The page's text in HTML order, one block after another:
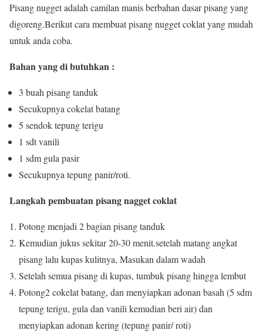
Pisang nugget adalah camilan manis berbahan dasar pisang yang
digoreng.Berikut cara membuat pisang nugget coklat yang mudah
untuk anda coba.
Bahan yang di butuhkan :
3 buah pisang tanduk
Secukupnya cokelat batang
5 sendok tepung terigu
1 sdt vanili
1 sdm gula pasir
Secukupnya tepung panir/roti.
Langkah pembuatan pisang nagget coklat
Potong menjadi 2 bagian pisang tanduk
Kemudian jukus sekitar 20-30 menit.setelah matang angkat
pisang lalu kupas kulitnya, Masukan dalam wadah
Setelah semua pisang di kupas, tumbuk pisang hingga lembut
Potong2 cokelat batang, dan menyiapkan adonan basah (5 sdm
tepung terigu, gula dan vanili kemudian beri air) dan
menyiapkan adonan kering (tepung panir/ roti)